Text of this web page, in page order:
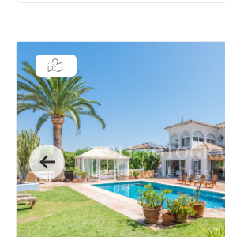
Previous